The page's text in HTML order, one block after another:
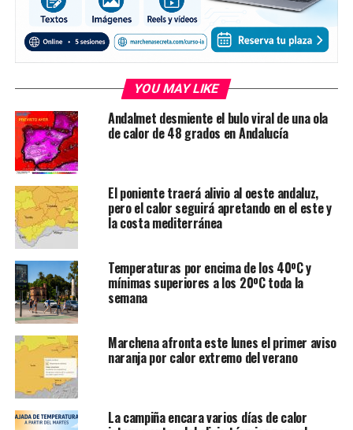
YOU MAY LIKE
Andalmet desmiente el bulo viral de una ola
de calor de 48 grados en Andalucía
El poniente traerá alivio al oeste andaluz,
pero el calor seguirá apretando en el este y
la costa mediterránea
Temperaturas por encima de los 40ºC y
mínimas superiores a los 20ºC toda la
semana
Marchena afronta este lunes el primer aviso
naranja por calor extremo del verano
La campiña encara varios días de calor